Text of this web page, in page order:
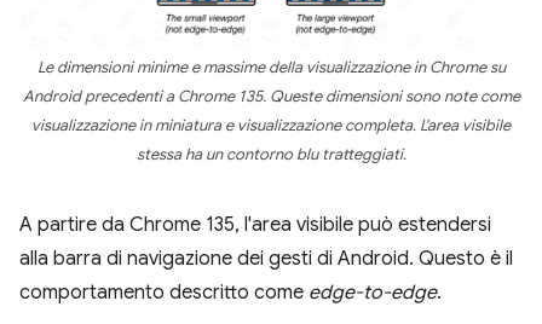
Le dimensioni minime e massime della visualizzazione in Chrome su
Android precedenti a Chrome 135. Queste dimensioni sono note come
visualizzazione in miniatura e visualizzazione completa. L'area visibile
stessa ha un contorno blu tratteggiati.
A partire da Chrome 135, l'area visibile può estendersi
alla barra di navigazione dei gesti di Android. Questo è il
comportamento descritto come edge-to-edge.